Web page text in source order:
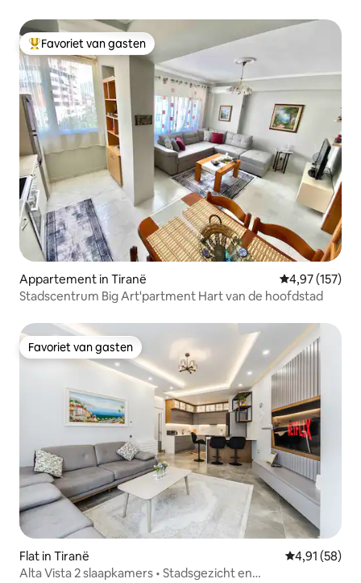
Topfavoriet van gasten
Favoriet van gasten
Appartement in Tiranë Gemiddelde
4,97 (157)
Stadscentrum Big Art'partment Hart van de hoofdstad
Favoriet van gasten
Favoriet van gasten
Flat in Tiranë Gemiddelde
4,91 (58)
Alta Vista 2 slaapkamers • Stadsgezicht en